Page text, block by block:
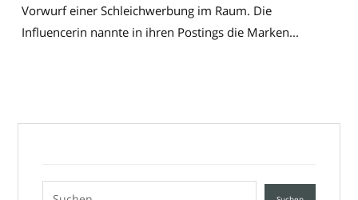
Vorwurf einer Schleichwerbung im Raum. Die
Influencerin nannte in ihren Postings die Marken...